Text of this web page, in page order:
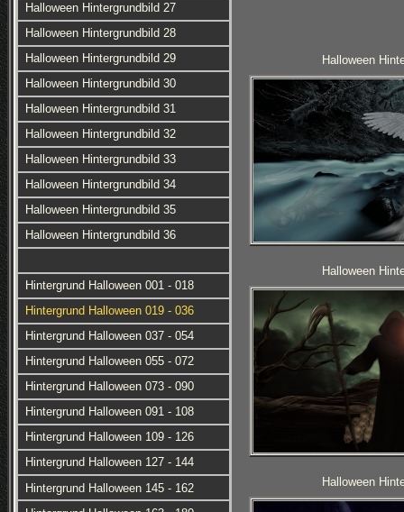
Halloween Hintergrundbild 27
Halloween Hintergrundbild 28
Halloween Hintergrundbild 29
Halloween Hintergrundbild 30
Halloween Hintergrundbild 31
Halloween Hintergrundbild 32
Halloween Hintergrundbild 33
Halloween Hintergrundbild 34
Halloween Hintergrundbild 35
Halloween Hintergrundbild 36
Hintergrund Halloween 001 - 018
Hintergrund Halloween 019 - 036
Hintergrund Halloween 037 - 054
Hintergrund Halloween 055 - 072
Hintergrund Halloween 073 - 090
Hintergrund Halloween 091 - 108
Hintergrund Halloween 109 - 126
Hintergrund Halloween 127 - 144
Hintergrund Halloween 145 - 162
Halloween
Halloween
Halloween